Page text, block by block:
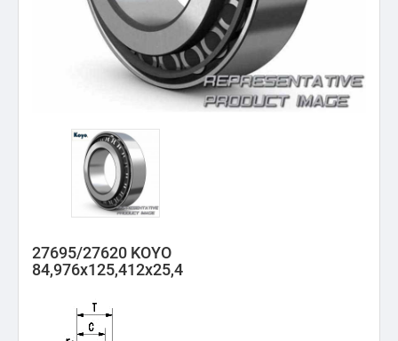
27695/27620 KOYO
84,976x125,412x25,4